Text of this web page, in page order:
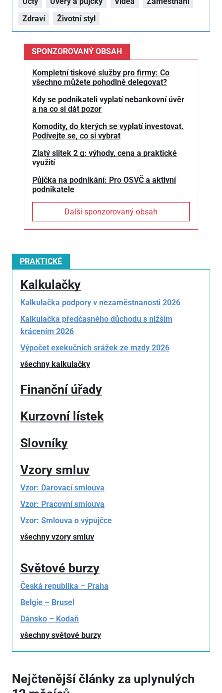
Zdraví
Životní styl
SPONZOROVANÝ OBSAH
Kompletní tiskové služby pro firmy: Co
všechno můžete pohodlně delegovat?
Kdy se podnikateli vyplatí nebankovní úvěr
a na co si dát pozor
Komodity, do kterých se vyplatí investovat.
Podívejte se, co si vybrat
Zlatý slitek 2 g: výhody, cena a praktické
využití
Půjčka na podnikání: Pro OSVČ a aktivní
podnikatele
Další sponzorovaný obsah
PRAKTICKÉ
Kalkulačky
Kalkulačka podpory v nezaměstnanosti 2026
Kalkulačka předčasného důchodu s nižším
krácením 2026
Výpočet exekučních srážek ze mzdy 2026
všechny kalkulačky
Finanční úřady
Kurzovní lístek
Slovníky
Vzory smluv
Vzor: Darovací smlouva
Vzor: Pracovní smlouva
Vzor: Smlouva o výpůjčce
všechny vzory smluv
Světové burzy
Česká republika – Praha
Belgie – Brusel
Dánsko – Kodaň
všechny světové burzy
Nejčtenější články za uplynulých